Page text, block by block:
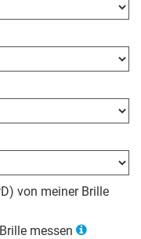
von meiner Brille
messen